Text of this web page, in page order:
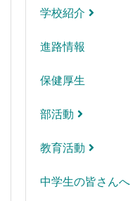
学校紹介
進路情報
保健厚生
部活動
教育活動
中学生の皆さんへ